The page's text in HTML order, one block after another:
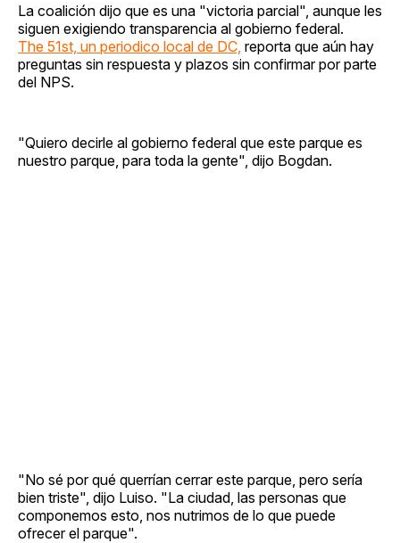
La coalición dijo que es una "victoria parcial", aunque les
siguen exigiendo transparencia al gobierno federal.
The 51st, un periodico local de DC, reporta que aún hay
preguntas sin respuesta y plazos sin confirmar por parte
del NPS.
"Quiero decirle al gobierno federal que este parque es
nuestro parque, para toda la gente", dijo Bogdan.
"No sé por qué querrían cerrar este parque, pero sería
bien triste", dijo Luiso. "La ciudad, las personas que
componemos esto, nos nutrimos de lo que puede
ofrecer el parque".